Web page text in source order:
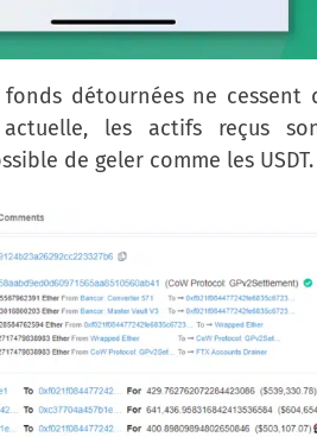
détournées ne cessent
les actifs reçus
de geler comme les USDT.